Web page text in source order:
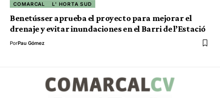
COMARCAL L' HORTA SUD
Benetússer aprueba el proyecto para mejorar el
drenaje y evitar inundaciones en el Barri de l’Estació
PorPau Gómez